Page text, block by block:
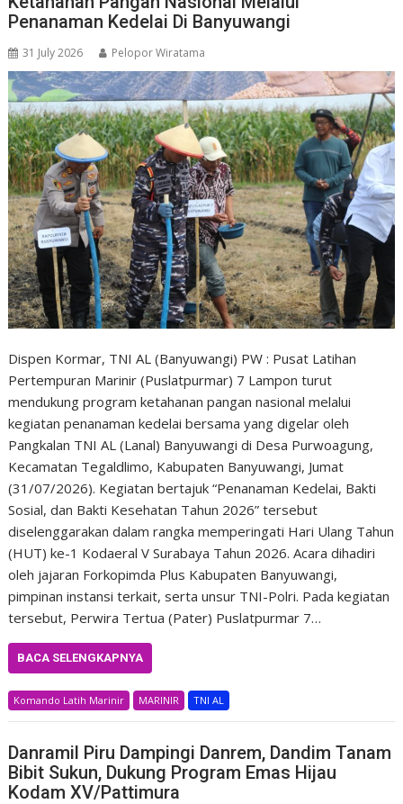
Penanaman Kedelai Di Banyuwangi
31 July 2026 Pelopor Wiratama
Dispen Kormar, TNI AL (Banyuwangi) PW : Pusat Latihan
Pertempuran Marinir (Puslatpurmar) 7 Lampon turut
mendukung program ketahanan pangan nasional melalui
kegiatan penanaman kedelai bersama yang digelar oleh
Pangkalan TNI AL (Lanal) Banyuwangi di Desa Purwoagung,
Kecamatan Tegaldlimo, Kabupaten Banyuwangi, Jumat
(31/07/2026). Kegiatan bertajuk “Penanaman Kedelai, Bakti
Sosial, dan Bakti Kesehatan Tahun 2026” tersebut
diselenggarakan dalam rangka memperingati Hari Ulang Tahun
(HUT) ke-1 Kodaeral V Surabaya Tahun 2026. Acara dihadiri
oleh jajaran Forkopimda Plus Kabupaten Banyuwangi,
pimpinan instansi terkait, serta unsur TNI-Polri. Pada kegiatan
tersebut, Perwira Tertua (Pater) Puslatpurmar 7…
BACA SELENGKAPNYA
Komando Latih Marinir MARINIR TNI AL
Danramil Piru Dampingi Danrem, Dandim Tanam
Bibit Sukun, Dukung Program Emas Hijau
Kodam XV/Pattimura